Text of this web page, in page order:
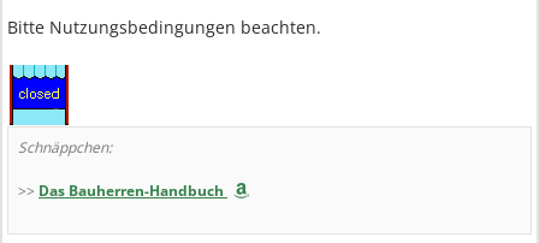
Bitte Nutzungsbedingungen beachten.
Schnäppchen:
>> Das Bauherren-Handbuch